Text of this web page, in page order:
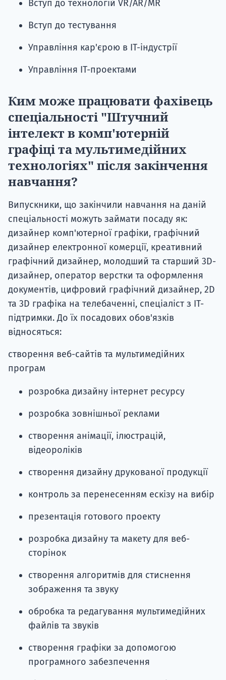
Вступ до технологій VR/AR/MR
Вступ до тестування
Управління кар'єрою в ІТ-індустрії
Управління ІТ-проектами
Ким може працювати фахівець
спеціальності "Штучний
інтелект в комп'ютерній
графіці та мультимедійних
технологіях" після закінчення
навчання?
Випускники, що закінчили навчання на даній
спеціальності можуть займати посаду як:
дизайнер комп'ютерної графіки, графічний
дизайнер електронної комерції, креативний
графічний дизайнер, молодший та старший 3D-
дизайнер, оператор верстки та оформлення
документів, цифровий графічний дизайнер, 2D
та 3D графіка на телебаченні, спеціаліст з ІТ-
підтримки. До їх посадових обов'язків
відносяться:
створення веб-сайтів та мультимедійних
програм
розробка дизайну інтернет ресурсу
розробка зовнішньої реклами
створення анімації, ілюстрацій,
відеороліків
створення дизайну друкованої продукції
контроль за перенесенням ескізу на вибір
презентація готового проекту
розробка дизайну та макету для веб-
сторінок
створення алгоритмів для стиснення
зображення та звуку
обробка та редагування мультимедійних
файлів та звуків
створення графіки за допомогою
програмного забезпечення